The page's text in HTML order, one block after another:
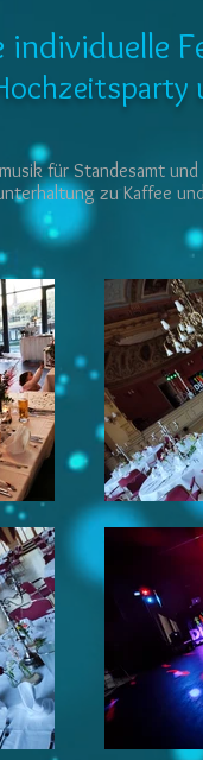
individuelle
für Standesamt und
zu Kaffee